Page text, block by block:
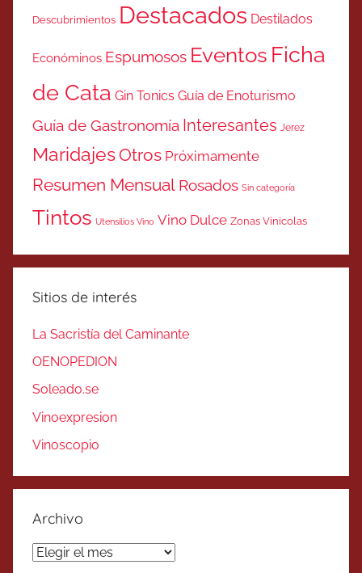
Descubrimientos Destacados Destilados
Económinos Espumosos Eventos Ficha
de Cata Gin Tonics Guía de Enoturismo
Guía de Gastronomía Interesantes Jerez
MaridajesOtros Próximamente
Resumen Mensual Rosados Sin categoría
Tintos Utensilios Vino Vino Dulce Zonas Vinicolas
Sitios de interés
La Sacristía del Caminante
OENOPEDION
Soleado.se
Vinoexpresion
Vinoscopio
Archivo
Archivo